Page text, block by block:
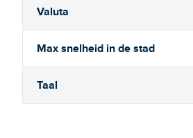
Valuta
Max snelheid in de stad
Taal